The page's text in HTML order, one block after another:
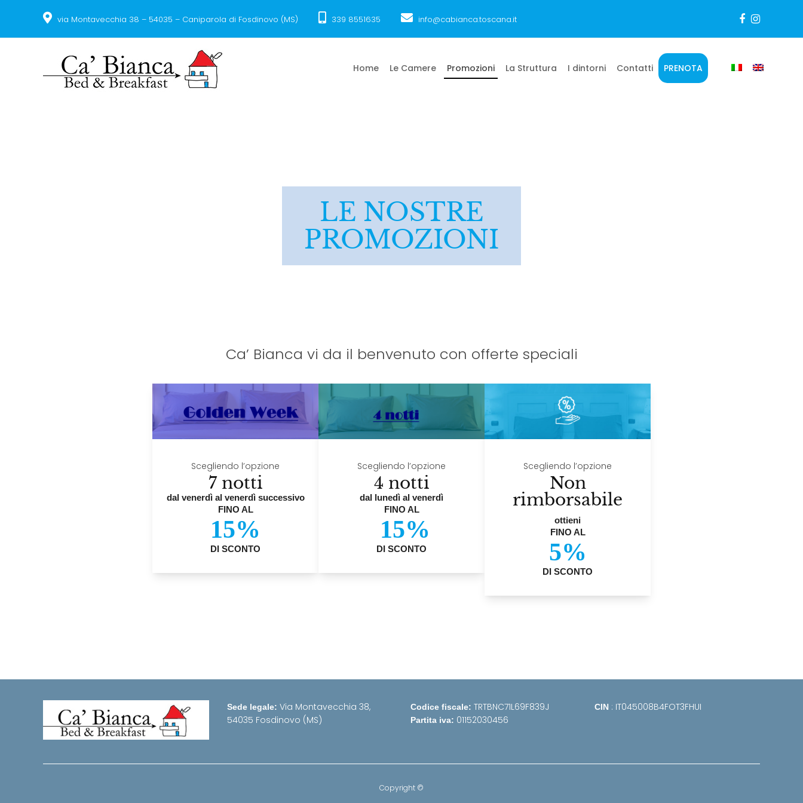
via Montavecchia 38 – 54035 – Caniparola di Fosdinovo (MS) 339 8551635 info@cabianca.toscana.it Facebook
Home Le Camere Promozioni La Struttura I dintorni Contatti PRENOTA
LE NOSTRE
PROMOZIONI
Ca’ Bianca vi da il benvenuto con offerte speciali
Scegliendo l’opzione
7 notti
dal venerdì al venerdì successivo
FINO AL
15%
DI SCONTO
Scegliendo l’opzione
4 notti
dal lunedì al venerdì
FINO AL
15%
DI SCONTO
Scegliendo l’opzione
Non
rimborsabile
ottieni
FINO AL
5%
DI SCONTO
Sede legale: Via Montavecchia 38,
54035 Fosdinovo (MS)
Codice fiscale: TRTBNC71L69F839J
Partita iva: 01152030456
CIN: IT045008B4FOT3FHUI
Copyright ©